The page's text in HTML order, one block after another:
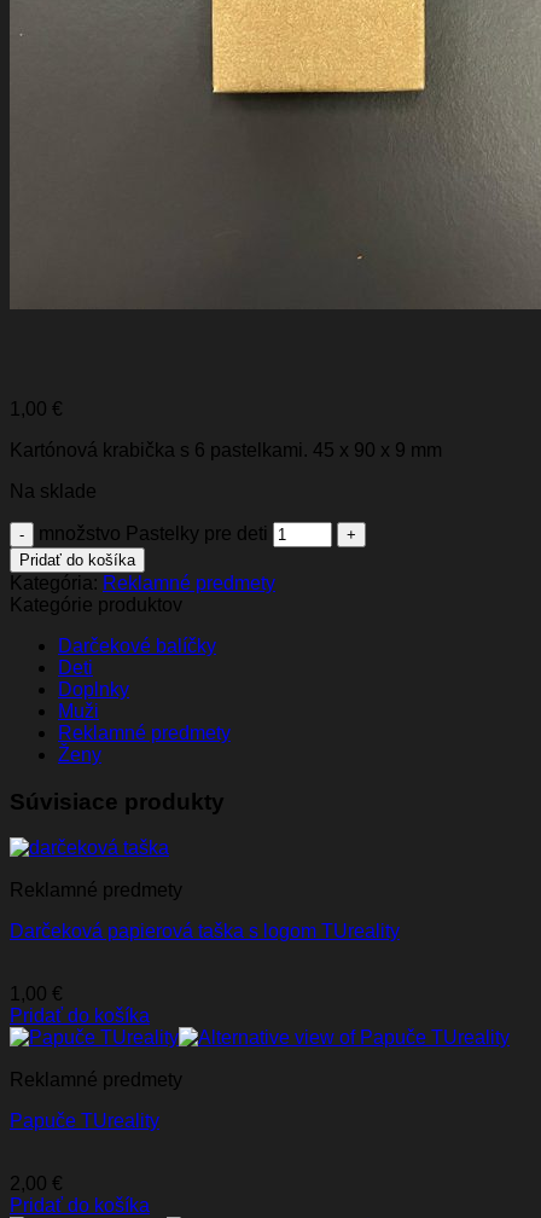
1,00 €
Kartónová krabička s 6 pastelkami. 45 x 90 x 9 mm
Na sklade
množstvo Pastelky pre deti
Pridať do košíka
Kategória: Reklamné predmety
Kategórie produktov
Darčekové balíčky
Deti
Doplnky
Muži
Reklamné predmety
Ženy
Súvisiace produkty
Reklamné predmety
Darčeková papierová taška s logom TUreality
1,00 €
Pridať do košíka
Reklamné predmety
Papuče TUreality
2,00 €
Pridať do košíka